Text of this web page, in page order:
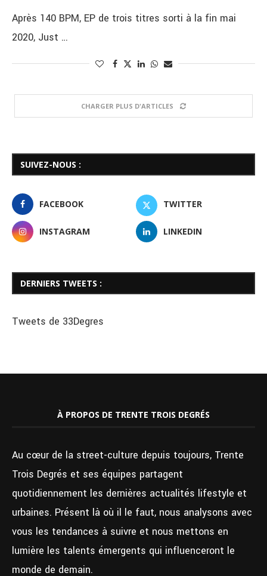
Après 140 BPM, EP de trois titres sorti à la fin mai
2020, Just …
CHARGER PLUS D'ARTICLES
SUIVEZ-NOUS :
FACEBOOK TWITTER
INSTAGRAM LINKEDIN
DERNIERS TWEETS :
Tweets de 33Degres
À PROPOS DE TRENTE TROIS DEGRÉS
Au cœur de la street-culture depuis toujours, Trente
Trois Degrés et ses équipes partagent
quotidiennement les dernières actualités lifestyle et
urbaines. Présent là où il le faut, nous analysons avec
vous les tendances à suivre et nous mettons en
lumière les talents émergents qui influenceront le
monde de demain.